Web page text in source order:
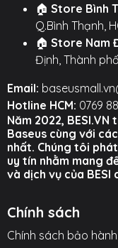
🏠 Store Bình
Q.Bình Thạnh,
🏠 Store Nam
Định, Thành
Email:
Hotline HCM: 0769
Năm 2022,
Baseus cùng với
nhất. Chúng tôi
uy tín nhằm mang
và dịch vụ của BESI
Chính sách
Chính sách bảo hành